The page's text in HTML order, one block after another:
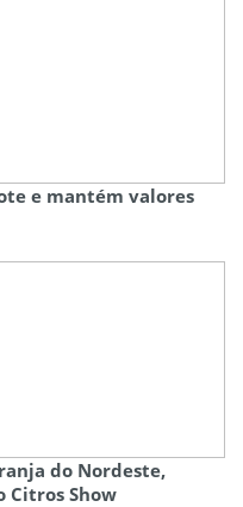
e mantém valores
do Nordeste,
Citros Show